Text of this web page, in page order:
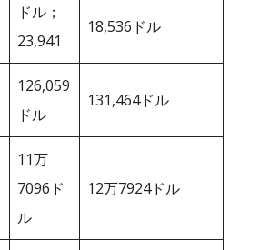
ドル；
23,941
18,536ドル
126,059
ドル
131,464ドル
11万
7096ド
ル
12万7924ドル